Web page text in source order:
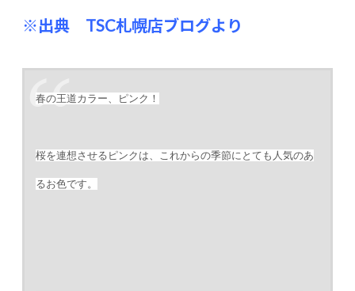
※出典 TSC札幌店ブログより
春の王道カラー、ピンク！
桜を連想させるピンクは、これからの季節にとても人気のあ
るお色です。